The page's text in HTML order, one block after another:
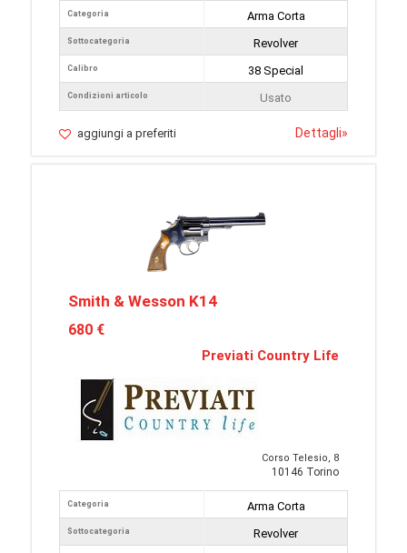
Categoria
Sottocategoria
Calibro
Condizioni articolo
Arma Corta
Revolver
38 Special
Usato
aggiungi a preferiti Dettagli»
Smith & Wesson K14
680 €
Previati Country Life
Corso Telesio, 8
10146 Torino
Categoria
Sottocategoria
Arma Corta
Revolver